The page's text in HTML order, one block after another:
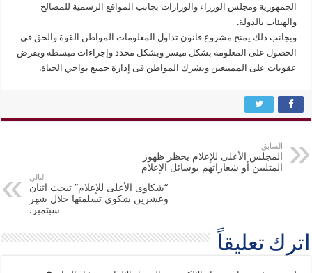
الجمهورية ومجلس الوزراء والوزارات بجانب المواقع الرسمية للمصالح
والهيئات بالدولة.
وبجانب ذلك يمنح مشروع قانون تداول المعلومات المواطن القوة والحق فى
الحصول على المعلومة بشكل ميسر وبشكل محدد وإجراءات مبسطة ويفرض
عقوبات على الممتنعين ويشرك المواطن فى إدارة جميع نواحي الحياة.
السابق
المجلس الأعلى للإعلام يحظر ظهور
المثليين أو شعاراتهم بوسائل الإعلام
التالي
“شكاوى الأعلى للإعلام” تبحث اثنان
وعشرين شكوى تسلمتها خلال شهر
سبتمبر.
اترك تعليقاً